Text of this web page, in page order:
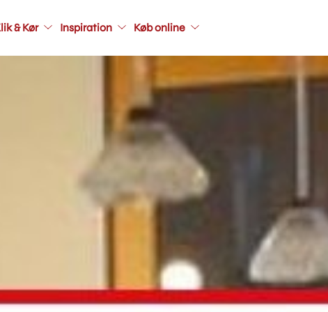
& Kør Inspiration Køb online
secondary